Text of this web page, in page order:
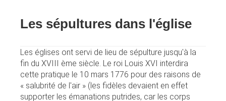
Les sépultures dans l'église
Les églises ont servi de lieu de sépulture jusqu'à la
fin du XVIII ème siècle. Le roi Louis XVI interdira
cette pratique le 10 mars 1776 pour des raisons de
« salubrité de l'air » (les fidèles devaient en effet
supporter les émanations putrides, car les corps